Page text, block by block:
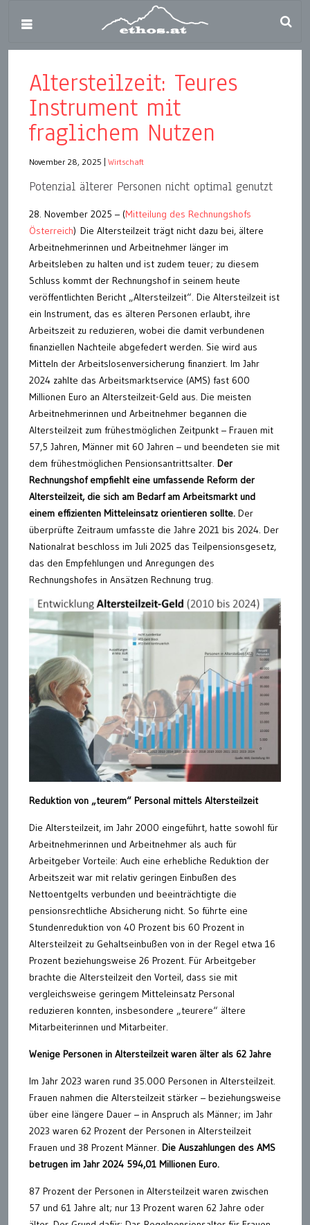
Altersteilzeit: Teures
Instrument mit
fraglichem Nutzen
November 28, 2025 Wirtschaft
Potenzial älterer Personen nicht optimal genutzt
28. November 2025 – (Mitteilung des Rechnungshofs
Österreich) Die Altersteilzeit trägt nicht dazu bei, ältere
Arbeitnehmerinnen und Arbeitnehmer länger im
Arbeitsleben zu halten und ist zudem teuer; zu diesem
Schluss kommt der Rechnungshof in seinem heute
veröffentlichten Bericht „Altersteilzeit“. Die Altersteilzeit ist
ein Instrument, das es älteren Personen erlaubt, ihre
Arbeitszeit zu reduzieren, wobei die damit verbundenen
finanziellen Nachteile abgefedert werden. Sie wird aus
Mitteln der Arbeitslosenversicherung finanziert. Im Jahr
2024 zahlte das Arbeitsmarktservice (AMS) fast 600
Millionen Euro an Altersteilzeit-Geld aus. Die meisten
Arbeitnehmerinnen und Arbeitnehmer begannen die
Altersteilzeit zum frühestmöglichen Zeitpunkt – Frauen mit
57,5 Jahren, Männer mit 60 Jahren – und beendeten sie mit
dem frühestmöglichen Pensionsantrittsalter. Der
Rechnungshof empfiehlt eine umfassende Reform der
Altersteilzeit, die sich am Bedarf am Arbeitsmarkt und
einem effizienten Mitteleinsatz orientieren sollte. Der
überprüfte Zeitraum umfasste die Jahre 2021 bis 2024. Der
Nationalrat beschloss im Juli 2025 das Teilpensionsgesetz,
das den Empfehlungen und Anregungen des
Rechnungshofes in Ansätzen Rechnung trug.
Reduktion von „teurem“ Personal mittels Altersteilzeit
Die Altersteilzeit, im Jahr 2000 eingeführt, hatte sowohl für
Arbeitnehmerinnen und Arbeitnehmer als auch für
Arbeitgeber Vorteile: Auch eine erhebliche Reduktion der
Arbeitszeit war mit relativ geringen Einbußen des
Nettoentgelts verbunden und beeinträchtigte die
pensionsrechtliche Absicherung nicht. So führte eine
Stundenreduktion von 40 Prozent bis 60 Prozent in
Altersteilzeit zu Gehaltseinbußen von in der Regel etwa 16
Prozent beziehungsweise 26 Prozent. Für Arbeitgeber
brachte die Altersteilzeit den Vorteil, dass sie mit
vergleichsweise geringem Mitteleinsatz Personal
reduzieren konnten, insbesondere „teurere“ ältere
Mitarbeiterinnen und Mitarbeiter.
Wenige Personen in Altersteilzeit waren älter als 62 Jahre
Im Jahr 2023 waren rund 35.000 Personen in Altersteilzeit.
Frauen nahmen die Altersteilzeit stärker – beziehungsweise
über eine längere Dauer – in Anspruch als Männer; im Jahr
2023 waren 62 Prozent der Personen in Altersteilzeit
Frauen und 38 Prozent Männer. Die Auszahlungen des AMS
betrugen im Jahr 2024 594,01 Millionen Euro.
87 Prozent der Personen in Altersteilzeit waren zwischen
57 und 61 Jahre alt; nur 13 Prozent waren 62 Jahre oder